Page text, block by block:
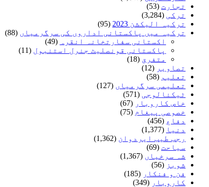
تجارت (53)
ترکی (3,284)
ترکیہ الیکشن 2023
(95)
ترکیہ میں پاکستانی اداروں کی سرگرمیاں (88)
اکستانی سفارتخانہ انقرہ
(49)
پاکستانی قونصلیٹ جنرل استنبول (11)
متفرق (18)
تصاویر (12)
تعلیم (58)
تعلیمی سرگرمیاں (127)
ٹیکنالوجی (571)
خاص کاروبار (67)
خصوصی پیغام (75)
دفاع (456)
دنیا (1,377)
رجب طیب ایردوان (1,362)
سیاحت (69)
شہ سرخیاں (1,367)
شوبز (56)
فن و فنکار (185)
کاروبار (349)